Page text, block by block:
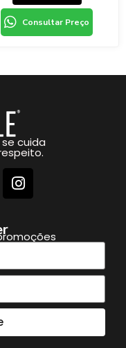
Consultar Preço
cuida